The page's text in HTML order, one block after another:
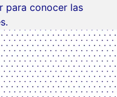
para conocer las